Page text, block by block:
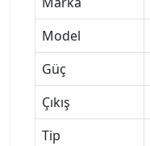
Model
Güç
Çıkış
Tip